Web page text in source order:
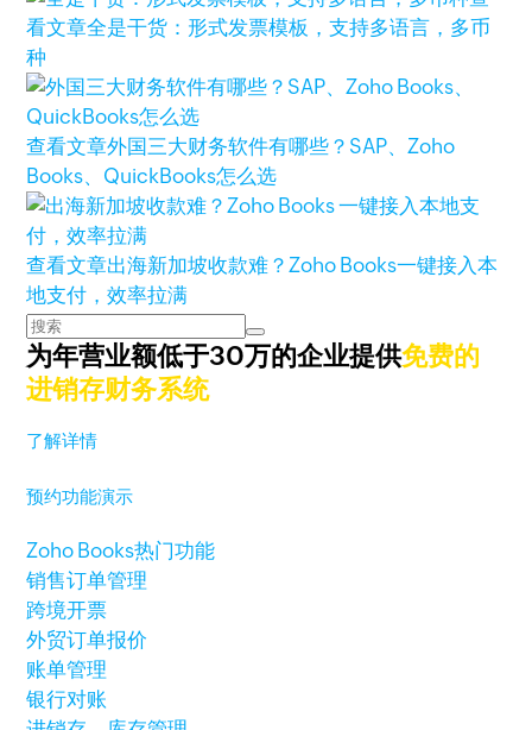
看文章全是干货：形式发票模板，支持多语言，多币
种
查看文章外国三大财务软件有哪些？SAP、Zoho
Books、QuickBooks怎么选
查看文章出海新加坡收款难？Zoho Books一键接入本
地支付，效率拉满
为年营业额低于30万的企业提供免费的
进销存财务系统
了解详情
预约功能演示
Zoho Books热门功能
销售订单管理
跨境开票
外贸订单报价
账单管理
银行对账